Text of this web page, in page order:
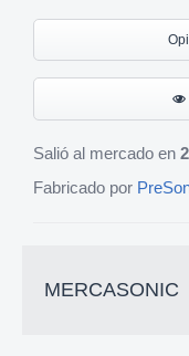
Salió al mercado en
Fabricado por
MERCASONIC